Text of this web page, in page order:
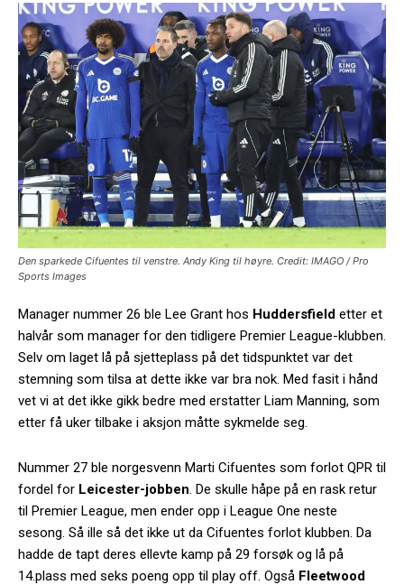
Den sparkede Cifuentes til venstre. Andy King til høyre. Credit: IMAGO / Pro
Sports Images
Manager nummer 26 ble Lee Grant hos Huddersfield etter et
halvår som manager for den tidligere Premier League-klubben.
Selv om laget lå på sjetteplass på det tidspunktet var det
stemning som tilsa at dette ikke var bra nok. Med fasit i hånd
vet vi at det ikke gikk bedre med erstatter Liam Manning, som
etter få uker tilbake i aksjon måtte sykmelde seg.
Nummer 27 ble norgesvenn Marti Cifuentes som forlot QPR til
fordel for Leicester-jobben. De skulle håpe på en rask retur
til Premier League, men ender opp i League One neste
sesong. Så ille så det ikke ut da Cifuentes forlot klubben. Da
hadde de tapt deres ellevte kamp på 29 forsøk og lå på
14.plass med seks poeng opp til play off. Også Fleetwood